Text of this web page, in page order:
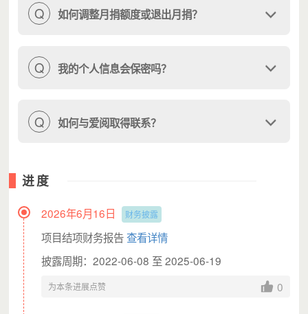
Q 如何调整月捐额度或退出月捐？
Q 我的个人信息会保密吗？
Q 如何与爱阅取得联系？
进度
2026年6月16日 财务披露
项目结项财务报告查看详情
披露周期：2022-06-08 至 2025-06-19
为本条进展点赞 0